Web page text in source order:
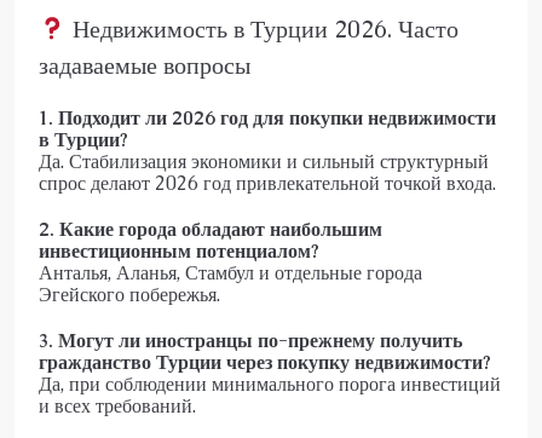
Недвижимость в Турции 2026. Часто
задаваемые вопросы
1. Подходит ли 2026 год для покупки недвижимости
в Турции?
Да. Стабилизация экономики и сильный структурный
спрос делают 2026 год привлекательной точкой входа.
2. Какие города обладают наибольшим
инвестиционным потенциалом?
Анталья, Аланья, Стамбул и отдельные города
Эгейского побережья.
3. Могут ли иностранцы по-прежнему получить
гражданство Турции через покупку недвижимости?
Да, при соблюдении минимального порога инвестиций
и всех требований.